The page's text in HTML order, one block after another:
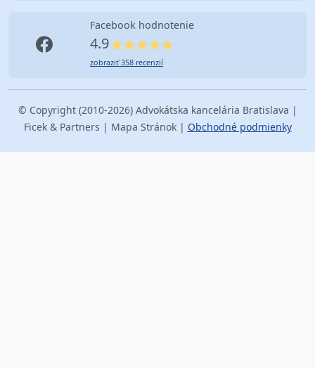
Facebook hodnotenie
4.9
zobraziť 358 recenzií
© Copyright (2010-2026) Advokátska kancelária Bratislava |
Ficek & Partners | Mapa Stránok | Obchodné podmienky